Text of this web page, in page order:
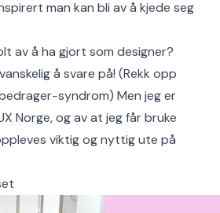
man kan bli av å kjede seg
av å ha gjort som designer?
å svare på! (Rekk opp
syndrom) Men jeg er
Norge, og av at jeg får bruke
viktig og nyttig ute på